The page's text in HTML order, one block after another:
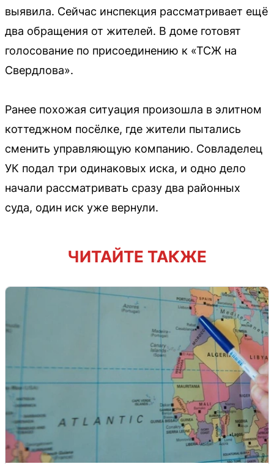
выявила. Сейчас инспекция рассматривает ещё
два обращения от жителей. В доме готовят
голосование по присоединению к «ТСЖ на
Свердлова».
Ранее похожая ситуация произошла в элитном
коттеджном посёлке, где жители пытались
сменить управляющую компанию. Совладелец
УК подал три одинаковых иска, и одно дело
начали рассматривать сразу два районных
суда, один иск уже вернули.
ЧИТАЙТЕ ТАКЖЕ